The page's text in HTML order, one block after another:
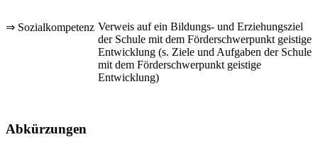
⇒ Sozialkompetenz Verweis auf ein Bildungs- und Erziehungsziel
der Schule mit dem Förderschwerpunkt geistige
Entwicklung (s. Ziele und Aufgaben der Schule
mit dem Förderschwerpunkt geistige
Entwicklung)
Abkürzungen